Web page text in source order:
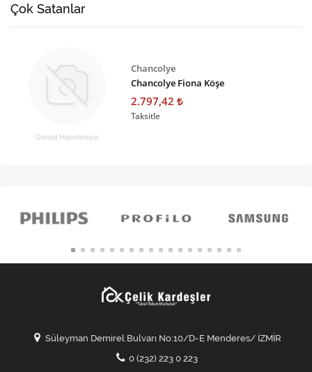
Çok Satanlar
Chancolye
Chancolye Fiona Köşe
2.797,42
Taksitle
Süleyman Demirel Bulvarı No:10/D-E Menderes/ İZMİR
0 (232) 223 0 223